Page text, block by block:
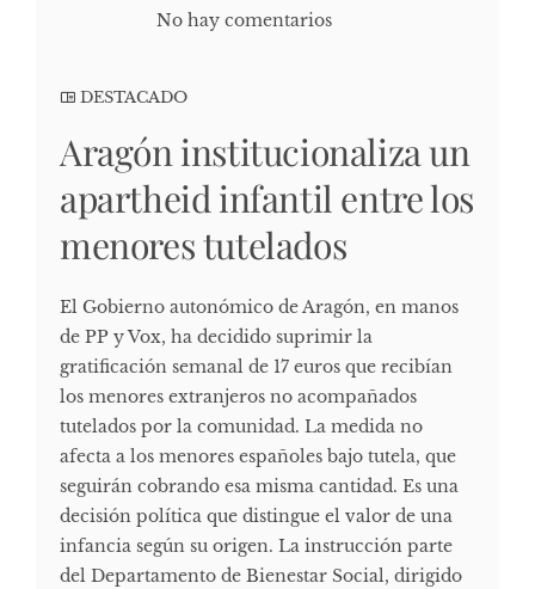
No hay comentarios
DESTACADO
Aragón institucionaliza un
apartheid infantil entre los
menores tutelados
El Gobierno autonómico de Aragón, en manos
de PP y Vox, ha decidido suprimir la
gratificación semanal de 17 euros que recibían
los menores extranjeros no acompañados
tutelados por la comunidad. La medida no
afecta a los menores españoles bajo tutela, que
seguirán cobrando esa misma cantidad. Es una
decisión política que distingue el valor de una
infancia según su origen. La instrucción parte
del Departamento de Bienestar Social, dirigido